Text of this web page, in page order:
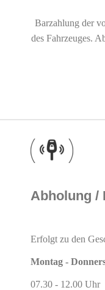
Barzahlung der
des Fahrzeuges.
Abholung /
Erfolgt zu den
Montag - Donner
07.30 - 12.00 Uhr